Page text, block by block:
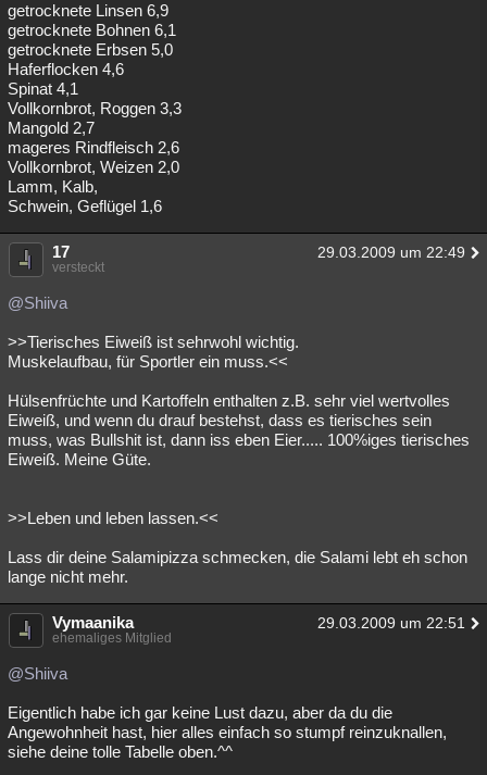
getrocknete Linsen 6,9
getrocknete Bohnen 6,1
getrocknete Erbsen 5,0
Haferflocken 4,6
Spinat 4,1
Vollkornbrot, Roggen 3,3
Mangold 2,7
mageres Rindfleisch 2,6
Vollkornbrot, Weizen 2,0
Lamm, Kalb,
Schwein, Geflügel 1,6
17 29.03.2009 um 22:49
versteckt
@Shiiva
>>Tierisches Eiweiß ist sehrwohl wichtig.
Muskelaufbau, für Sportler ein muss.<<
Hülsenfrüchte und Kartoffeln enthalten z.B. sehr viel wertvolles
Eiweiß, und wenn du drauf bestehst, dass es tierisches sein
muss, was Bullshit ist, dann iss eben Eier..... 100%iges tierisches
Eiweiß. Meine Güte.
>>Leben und leben lassen.<<
Lass dir deine Salamipizza schmecken, die Salami lebt eh schon
lange nicht mehr.
Vymaanika 29.03.2009 um 22:51
ehemaliges Mitglied
@Shiiva
Eigentlich habe ich gar keine Lust dazu, aber da du die
Angewohnheit hast, hier alles einfach so stumpf reinzuknallen,
siehe deine tolle Tabelle oben.^^